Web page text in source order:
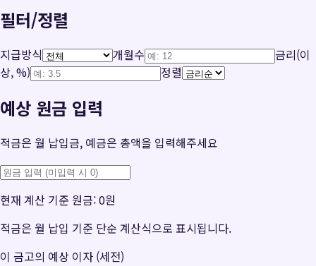
필터/정렬
지급방식 개월수
금리(이
상, %)
정렬
예상 원금 입력
적금은 월 납입금, 예금은 총액을 입력해주세요
현재 계산 기준 원금:0원
적금은 월 납입 기준 단순 계산식으로 표시됩니다.
이 금고의 예상 이자 (세전)